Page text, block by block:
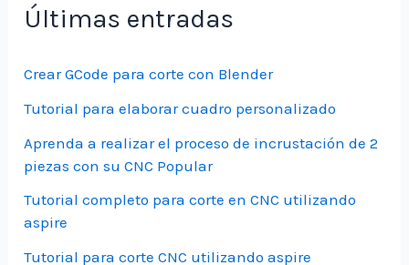
Últimas entradas
Crear GCode para corte con Blender
Tutorial para elaborar cuadro personalizado
Aprenda a realizar el proceso de incrustación de 2
piezas con su CNC Popular
Tutorial completo para corte en CNC utilizando
aspire
Tutorial para corte CNC utilizando aspire